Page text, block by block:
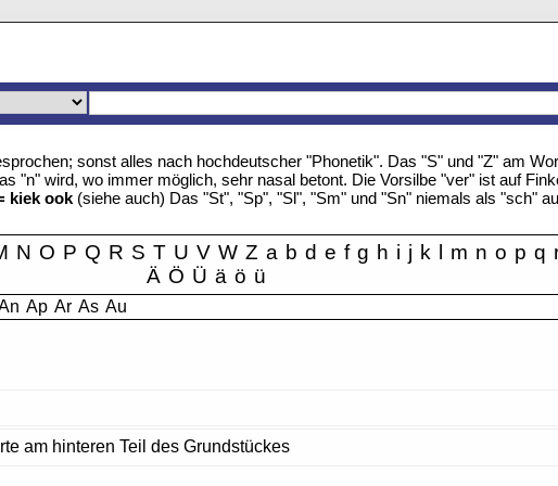
sonst alles nach hochdeutscher "Phonetik". Das "S" und "Z" am
"n" wird, wo immer möglich, sehr nasal betont. Die Vorsilbe "ver" ist auf
kiek ook(siehe auch) Das "St", "Sp", "Sl", "Sm" und "Sn" niemals als "sch"
N O P Q R S T U V W Z a b d e f g h i j k l m n o p q
Ä Ö Ü ä ö ü
Ap Ar As Au
am hinteren Teil des Grundstückes